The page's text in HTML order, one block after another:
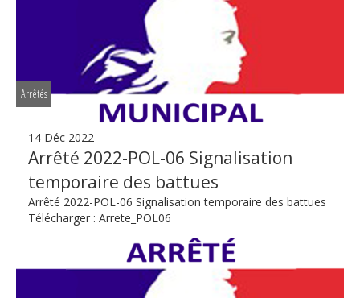
Arrêtés
14 Déc 2022
Arrêté 2022-POL-06 Signalisation
temporaire des battues
Arrêté 2022-POL-06 Signalisation temporaire des battues
Télécharger : Arrete_POL06